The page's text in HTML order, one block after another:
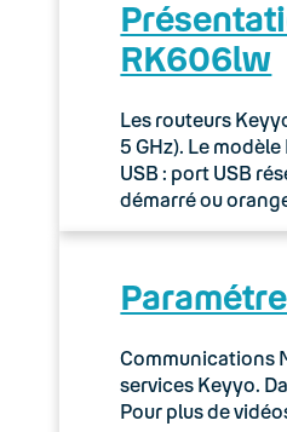
RK606lw
Les routeurs
5 GHz). Le
USB : port USB
démarré ou
Communications
services Keyyo.
Pour plus de